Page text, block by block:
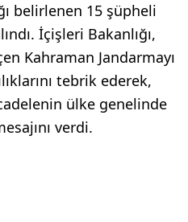
belirlenen 15 şüpheli
İçişleri Bakanlığı,
Kahraman Jandarmayı
tebrik ederek,
ülke genelinde
verdi.